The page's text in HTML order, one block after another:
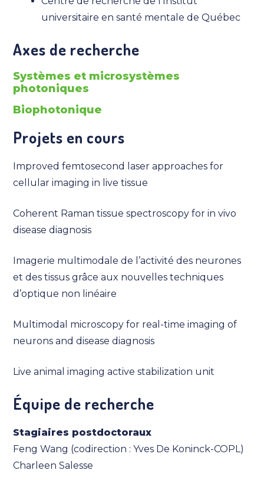
universitaire en santé mentale de Québec
Axes de recherche
Systèmes et microsystèmes
photoniques
Biophotonique
Projets en cours
Improved femtosecond laser approaches for
cellular imaging in live tissue
Coherent Raman tissue spectroscopy for in vivo
disease diagnosis
Imagerie multimodale de l’activité des neurones
et des tissus grâce aux nouvelles techniques
d’optique non linéaire
Multimodal microscopy for real-time imaging of
neurons and disease diagnosis
Live animal imaging active stabilization unit
Équipe de recherche
Stagiaires postdoctoraux
Feng Wang (codirection : Yves De Koninck-COPL)
Charleen Salesse